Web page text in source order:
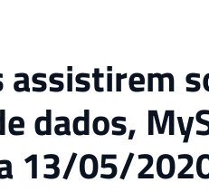
assistirem
dados,
13/05/